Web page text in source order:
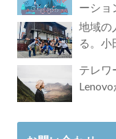
ーショ
地域の
る。小
テレワ